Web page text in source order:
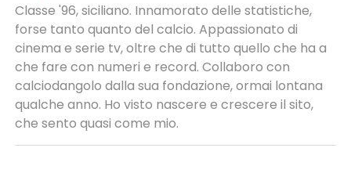
Classe '96, siciliano. Innamorato delle statistiche,
forse tanto quanto del calcio. Appassionato di
cinema e serie tv, oltre che di tutto quello che ha a
che fare con numeri e record. Collaboro con
calciodangolo dalla sua fondazione, ormai lontana
qualche anno. Ho visto nascere e crescere il sito,
che sento quasi come mio.